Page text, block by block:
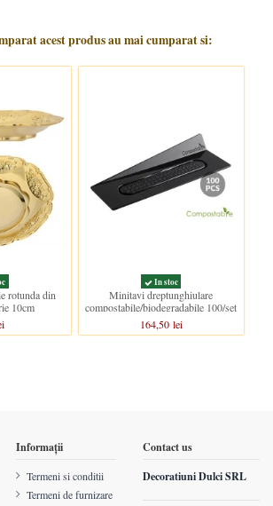
acest produs au mai cumparat si:
rotunda din
10cm
In stoc
Minitavi dreptunghiulare
compostabile/biodegradabile 100/set
164,50 lei
Informații
Termeni si conditii
Termeni de furnizare
Contact us
Decoratiuni Dulci SRL